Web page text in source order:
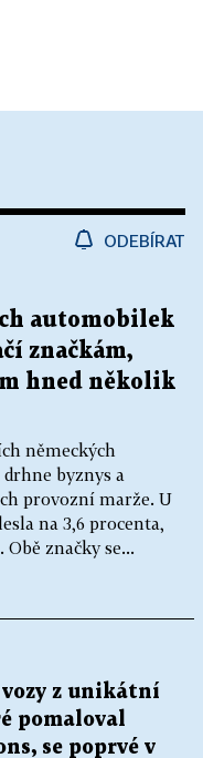
ODEBÍRAT
automobilek
značkám,
hned několik
německých
byznys a
provozní marže. U
na 3,6 procenta,
Obě značky se...
z unikátní
pomaloval
se poprvé v